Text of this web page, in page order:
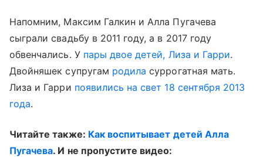
Напомним, Максим Галкин и Алла Пугачева
сыграли свадьбу в 2011 году, а в 2017 году
обвенчались. У пары двое детей, Лиза и Гарри.
Двойняшек супругам родила суррогатная мать.
Лиза и Гарри появились на свет 18 сентября 2013
года.
Читайте также: Как воспитывает детей Алла
Пугачева. И не пропустите видео: